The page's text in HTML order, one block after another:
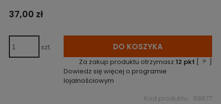
37,00 zł
szt. DO KOSZYKA
Za zakup produktu otrzymasz12 pkt [ ? ]
Dowiedz się więcej o programie
lojalnościowym
Kod produktu: 68877